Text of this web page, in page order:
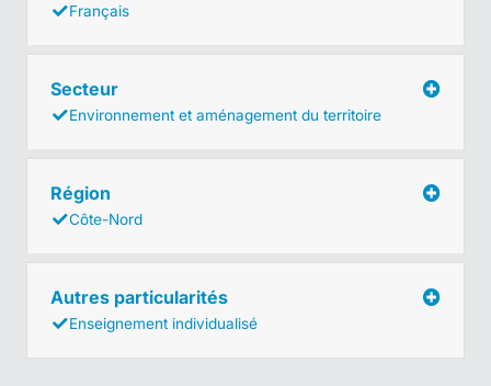
Français
Secteur
Environnement et aménagement du territoire
Région
Côte-Nord
Autres particularités
Enseignement individualisé